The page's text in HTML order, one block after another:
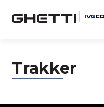
Trakker